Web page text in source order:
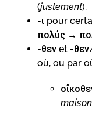
(justement).
-ι pour
πολύς →
-θεν et -
où, ou par
maison